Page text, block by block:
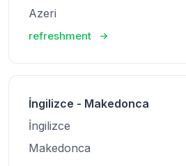
Azeri
refreshment
İngilizce - Makedonca
İngilizce
Makedonca